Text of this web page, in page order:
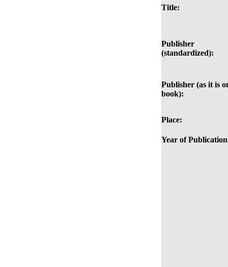
Title:
Publisher
(standardized):
Publisher (as it is
book):
Place:
Year of